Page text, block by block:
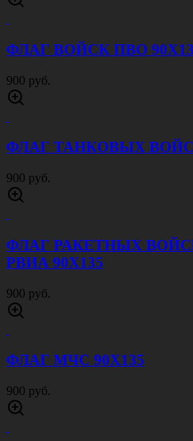
ФЛАГ ВОЙСК ПВО
900 руб.
ФЛАГ ТАНКОВЫХ
900 руб.
ФЛАГ РАКЕТНЫХ
РВИА 90Х135
900 руб.
ФЛАГ МЧС 90Х135
900 руб.